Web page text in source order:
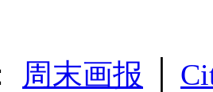
周末画报